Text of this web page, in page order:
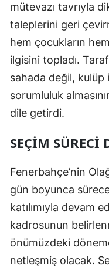
mütevazı tavrıyla
taleplerini geri
hem çocukların
ilgisini topladı.
sahada değil,
sorumluluk
dile getirdi.
SEÇIM SÜRECI
Fenerbahçe’nin
gün boyunca
katılımıyla devam
kadrosunun
önümüzdeki
netleşmiş olacak.